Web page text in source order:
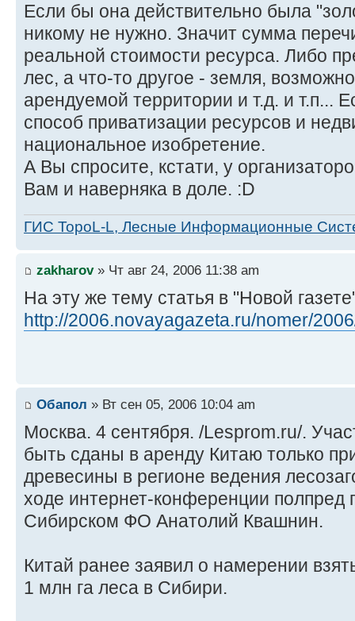
Если бы она действительно была
никому не нужно. Значит сумма
реальной стоимости ресурса. Либо
лес, а что-то другое - земля,
арендуемой территории и т.д. и т.п...
способ приватизации ресурсов и
национальное изобретение.
А Вы спросите, кстати, у
Вам и наверняка в доле. :D
ГИС TopoL-L, Лесные Информационные
zakharov» Чт авг 24, 2006 11:38 am
На эту же тему статья в "Новой
http://2006.novayagazeta.ru/nomer/
Обапол » Вт сен 05, 2006 10:04 am
Москва. 4 сентября. /Lesprom.ru/.
быть сданы в аренду Китаю только
древесины в регионе ведения
ходе интернет-конференции полпред
Сибирском ФО Анатолий Квашнин.
Китай ранее заявил о намерении
1 млн га леса в Сибири.